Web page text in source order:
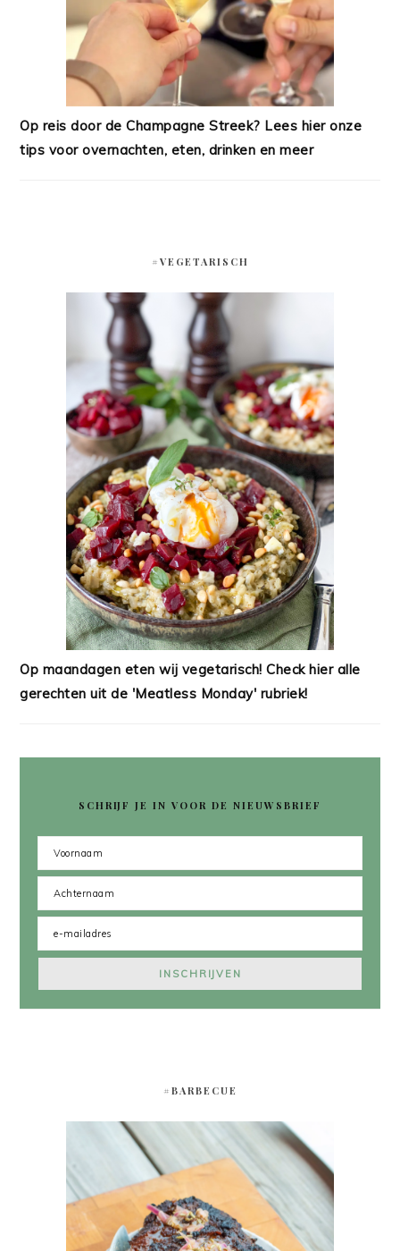
Op reis door de Champagne Streek? Lees hier onze
tips voor overnachten, eten, drinken en meer
#VEGETARISCH
Op maandagen eten wij vegetarisch! Check hier alle
gerechten uit de 'Meatless Monday' rubriek!
SCHRIJF JE IN VOOR DE NIEUWSBRIEF
#BARBECUE